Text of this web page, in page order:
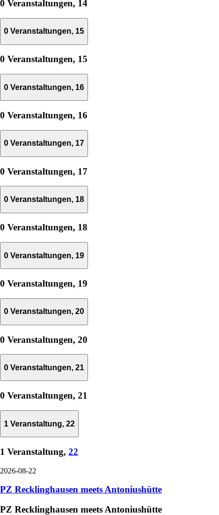
0 Veranstaltungen, 14
0 Veranstaltungen, 15
0 Veranstaltungen, 15
0 Veranstaltungen, 16
0 Veranstaltungen, 16
0 Veranstaltungen, 17
0 Veranstaltungen, 17
0 Veranstaltungen, 18
0 Veranstaltungen, 18
0 Veranstaltungen, 19
0 Veranstaltungen, 19
0 Veranstaltungen, 20
0 Veranstaltungen, 20
0 Veranstaltungen, 21
0 Veranstaltungen, 21
1 Veranstaltung, 22
1 Veranstaltung, 22
2026-08-22
PZ Recklinghausen meets Antoniushütte
PZ Recklinghausen meets Antoniushütte